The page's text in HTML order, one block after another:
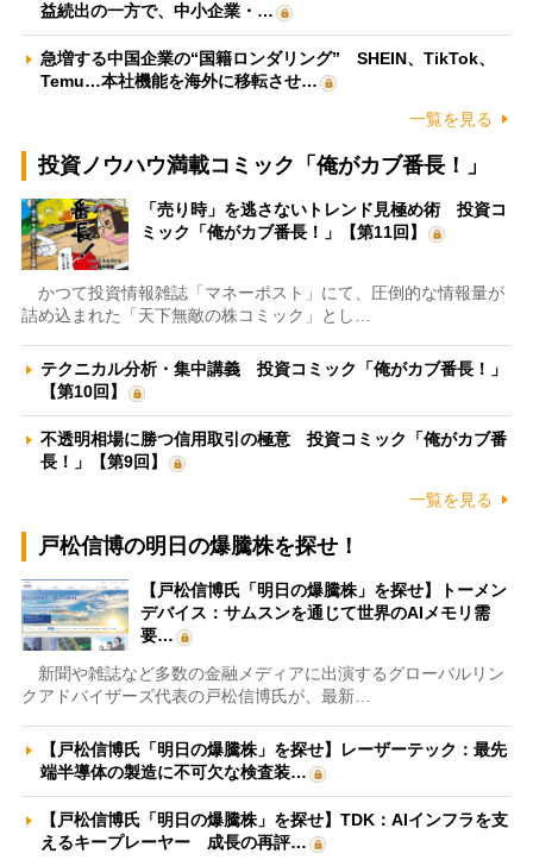
益続出の一方で、中小企業・…
急増する中国企業の“国籍ロンダリング” SHEIN、TikTok、
Temu…本社機能を海外に移転させ…
一覧を見る
投資ノウハウ満載コミック「俺がカブ番長！」
「売り時」を逃さないトレンド見極め術 投資コ
ミック「俺がカブ番長！」【第11回】
かつて投資情報雑誌「マネーポスト」にて、圧倒的な情報量が
詰め込まれた「天下無敵の株コミック」とし…
テクニカル分析・集中講義 投資コミック「俺がカブ番長！」
【第10回】
不透明相場に勝つ信用取引の極意 投資コミック「俺がカブ番
長！」【第9回】
一覧を見る
戸松信博の明日の爆騰株を探せ！
【戸松信博氏「明日の爆騰株」を探せ】トーメン
デバイス：サムスンを通じて世界のAIメモリ需
要…
新聞や雑誌など多数の金融メディアに出演するグローバルリン
クアドバイザーズ代表の戸松信博氏が、最新…
【戸松信博氏「明日の爆騰株」を探せ】レーザーテック：最先
端半導体の製造に不可欠な検査装…
【戸松信博氏「明日の爆騰株」を探せ】TDK：AIインフラを支
えるキープレーヤー 成長の再評…